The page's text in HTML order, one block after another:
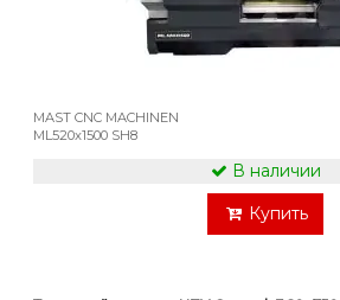
MAST CNC MACHINEN
ML520x1500 SH8
В наличии
Купить